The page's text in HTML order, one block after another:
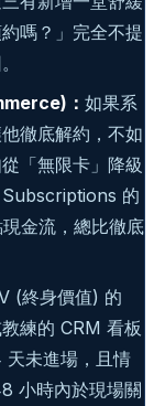
嗎？」完全不提
： 如果系
徹底解約，不如
「無限卡」降級
的
金流，總比徹底
(終身價值) 的
練的 CRM 看板
天未進場，且情
小時內於現場關